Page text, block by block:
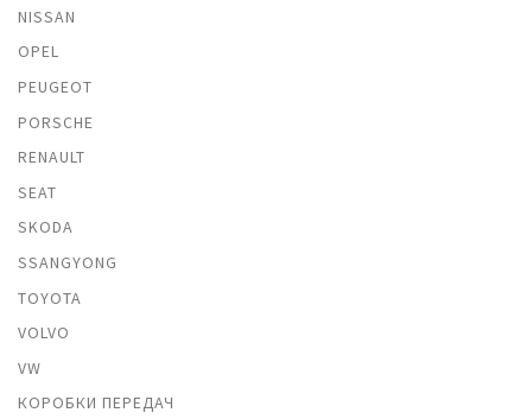
NISSAN
OPEL
PEUGEOT
PORSCHE
RENAULT
SEAT
SKODA
SSANGYONG
TOYOTA
VOLVO
VW
КОРОБКИ ПЕРЕДАЧ